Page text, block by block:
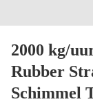
2000 kg/
Rubber
Schimmel